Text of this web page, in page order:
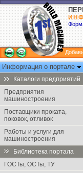
Информация о портале
Каталоги предприятий
Предприятия
машиностроения
Поставщики проката,
поковок, отливок
Работы и услуги для
машиностроения
Библиотека портала
ГОСТы, ОСТы, ТУ